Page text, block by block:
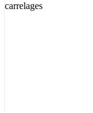
carrelages